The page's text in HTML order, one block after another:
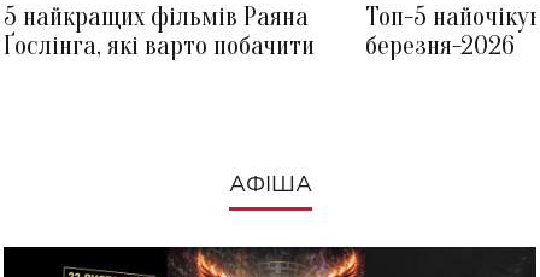
5 найкращих фільмів Раяна
Ґослінга, які варто побачити
Топ-5
березня-2026
АФІША